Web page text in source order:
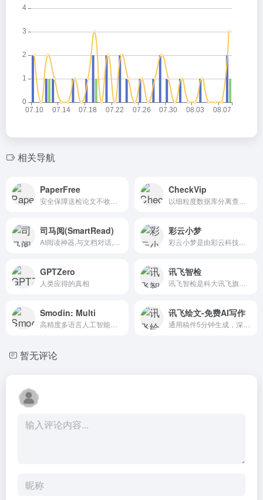
相关导航
PaperFree CheckVip
司马阅(SmartRead) 彩云小梦
GPTZero
人类应得的真相
讯飞智检
Smodin: Multi 讯飞绘文-免费AI写作
暂无评论